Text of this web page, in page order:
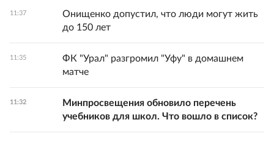
11:37
Онищенко допустил, что люди могут жить
до 150 лет
11:35
ФК "Урал" разгромил "Уфу" в домашнем
матче
11:32
Минпросвещения обновило перечень
учебников для школ. Что вошло в список?